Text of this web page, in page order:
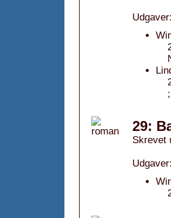
Udgaver:
29:
Skrevet
Udgaver: